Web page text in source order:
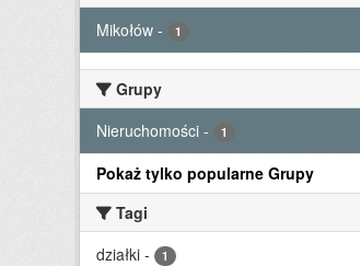
Mikołów - 1
Grupy
Nieruchomości - 1
Pokaż tylko popularne Grupy
Tagi
działki - 1